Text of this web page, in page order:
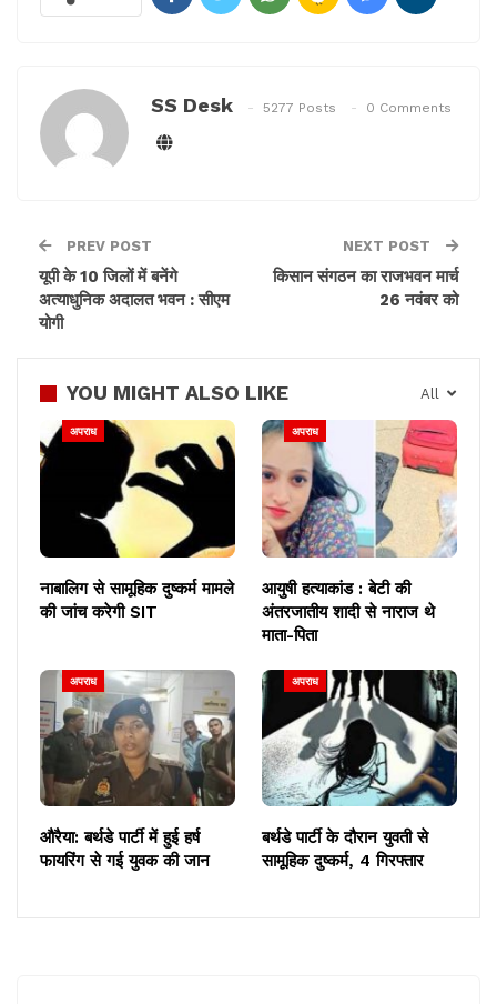
लिया गया है। पीड़िता का बयान दर्ज किया जा रहा है और उसे
SS Desk 5277 Posts 0 Comments
PREV POST
यूपी के 10 जिलों में बनेंगे
अत्याधुनिक अदालत भवन : सीएम
योगी
NEXT POST
किसान संगठन का राजभवन मार्च
26 नवंबर को
All
YOU MIGHT ALSO LIKE
अपराध
नाबालिग से सामूहिक दुष्कर्म मामले
की जांच करेगी SIT
अपराध
आयुषी हत्याकांड : बेटी की
अंतरजातीय शादी से नाराज थे
माता-पिता
अपराध
औरैया: बर्थडे पार्टी में हुई हर्ष
फायरिंग से गई युवक की जान
अपराध
बर्थडे पार्टी के दौरान युवती से
सामूहिक दुष्कर्म, 4 गिरफ्तार